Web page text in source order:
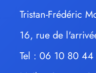
Tristan-Frédéric
16, rue de
Tel : 06 10 80